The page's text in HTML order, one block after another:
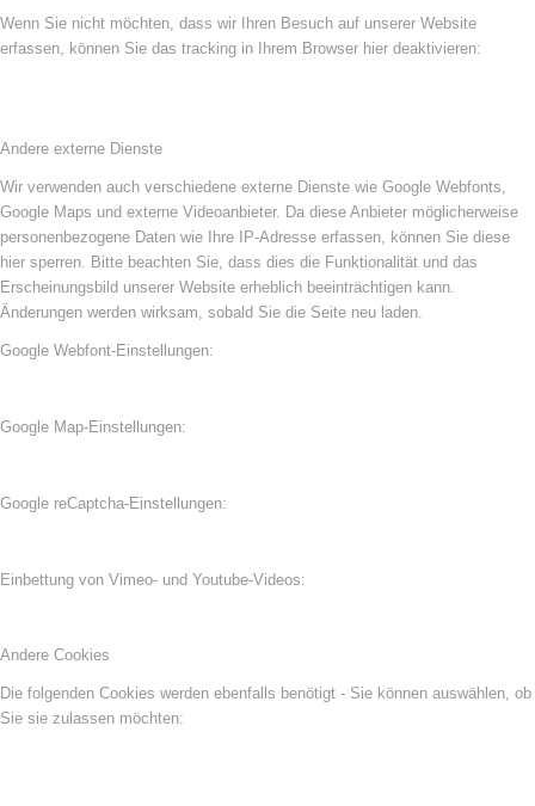
Wenn Sie nicht möchten, dass wir Ihren Besuch auf unserer Website
erfassen, können Sie das tracking in Ihrem Browser hier deaktivieren:
Andere externe Dienste
Wir verwenden auch verschiedene externe Dienste wie Google Webfonts,
Google Maps und externe Videoanbieter. Da diese Anbieter möglicherweise
personenbezogene Daten wie Ihre IP-Adresse erfassen, können Sie diese
hier sperren. Bitte beachten Sie, dass dies die Funktionalität und das
Erscheinungsbild unserer Website erheblich beeinträchtigen kann.
Änderungen werden wirksam, sobald Sie die Seite neu laden.
Google Webfont-Einstellungen:
Google Map-Einstellungen:
Google reCaptcha-Einstellungen:
Einbettung von Vimeo- und Youtube-Videos:
Andere Cookies
Die folgenden Cookies werden ebenfalls benötigt - Sie können auswählen, ob
Sie sie zulassen möchten: